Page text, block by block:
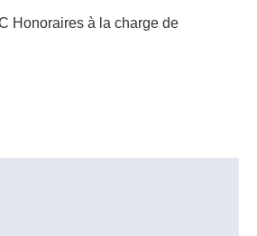
Honoraires à la charge de